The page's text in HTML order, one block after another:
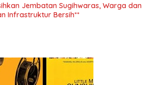
Jembatan Sugihwaras, Warga dan
Infrastruktur Bersih**